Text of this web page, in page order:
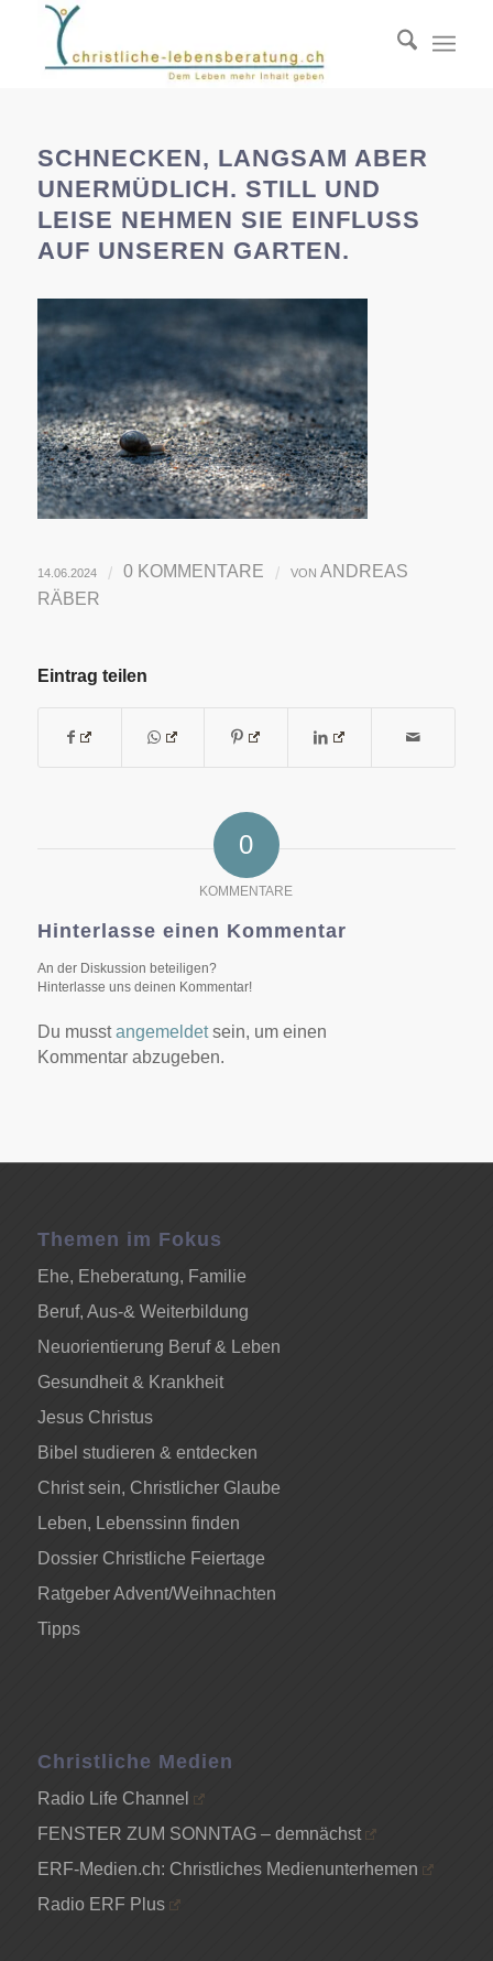
SCHNECKEN, LANGSAM ABER
UNERMÜDLICH. STILL UND
LEISE NEHMEN SIE EINFLUSS
AUF UNSEREN GARTEN.
14.06.2024 / 0 KOMMENTARE / VON ANDREAS
RÄBER
Eintrag teilen
0
KOMMENTARE
Hinterlasse einen Kommentar
An der Diskussion beteiligen?
Hinterlasse uns deinen Kommentar!
Du musstangemeldetsein, um einen
Kommentar abzugeben.
Themen im Fokus
Ehe, Eheberatung, Familie
Beruf, Aus-& Weiterbildung
Neuorientierung Beruf & Leben
Gesundheit & Krankheit
Jesus Christus
Bibel studieren & entdecken
Christ sein, Christlicher Glaube
Leben, Lebenssinn finden
Dossier Christliche Feiertage
Ratgeber Advent/Weihnachten
Tipps
Christliche Medien
Radio Life Channel
FENSTER ZUM SONNTAG – demnächst
ERF-Medien.ch: Christliches Medienunterhemen
Radio ERF Plus